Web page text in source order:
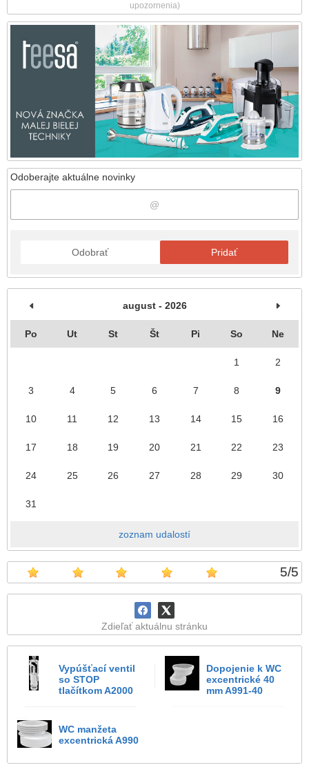
Odoberajte aktuálne novinky
Odobrať Pridať
august - 2026
Po Ut St Št Pi So Ne
1 2
3 4 5 6 7 8 9
10 11 12 13 14 15 16
17 18 19 20 21 22 23
24 25 26 27 28 29 30
31
zoznam udalostí
5/5
Zdieľať aktuálnu stránku
Vypúšťací ventil
so STOP
tlačítkom A2000
Dopojenie k WC
excentrické 40
mm A991-40
WC manžeta
excentrická A990
upozornenia)